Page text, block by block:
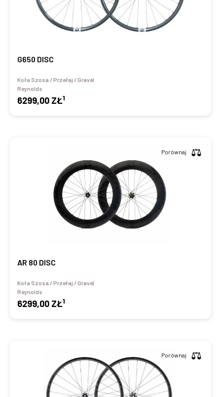
G650 DISC
Koła Szosa / Przełaj / Gravel
Reynolds
6299,00 ZŁ1
AR 80 DISC
Koła Szosa / Przełaj / Gravel
Reynolds
6299,00 ZŁ1
Porównaj
Porównaj